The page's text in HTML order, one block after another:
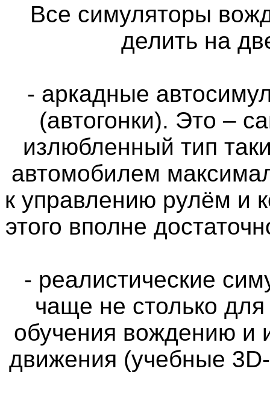
Все симуляторы
делить на
- аркадные
(автогонки). Это –
излюбленный тип
автомобилем
к управлению рулём и
этого вполне
- реалистические
чаще не столько
обучения вождению и
движения (учебные